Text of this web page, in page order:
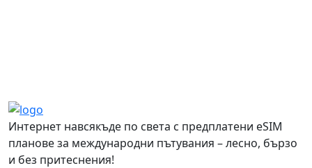
Интернет навсякъде по света с предплатени eSIM
планове за международни пътувания – лесно, бързо
и без притеснения!